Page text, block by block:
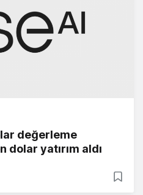
değerleme
yatırım aldı